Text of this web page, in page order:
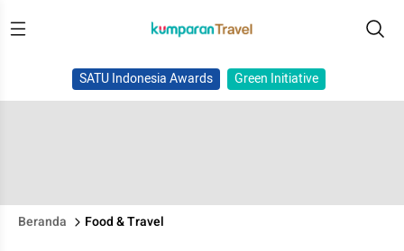
SATU Indonesia Awards Green Initiative
Beranda Food & Travel